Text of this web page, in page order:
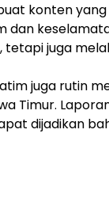
konten
juga
juga rutin
Timur.
dijadikan